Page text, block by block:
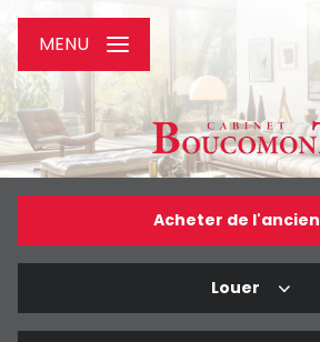
MENU
Acheter de l'ancien
De l'immo pro
Louer